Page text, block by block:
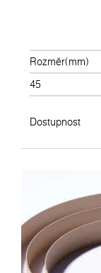
Rozměr(mm)
45
Dostupnost